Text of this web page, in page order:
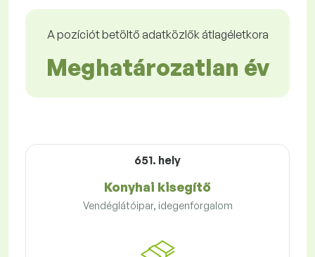
A pozíciót betöltő adatközlők átlagéletkora
Meghatározatlan év
651. hely
Konyhai kisegítő
Vendéglátóipar, idegenforgalom